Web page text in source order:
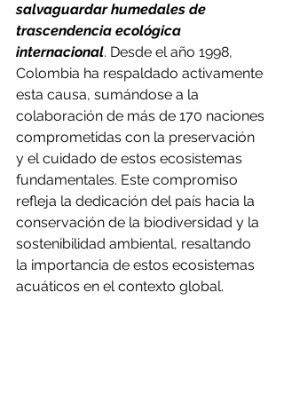
salvaguardar humedales de
trascendencia ecológica
internacional. Desde el año 1998,
Colombia ha respaldado activamente
esta causa, sumándose a la
colaboración de más de 170 naciones
comprometidas con la preservación
y el cuidado de estos ecosistemas
fundamentales. Este compromiso
refleja la dedicación del país hacia la
conservación de la biodiversidad y la
sostenibilidad ambiental, resaltando
la importancia de estos ecosistemas
acuáticos en el contexto global.